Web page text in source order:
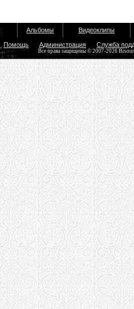
Альбомы Видеоклипы
Помощь Администрация Служба
Все права защищены © 2007-2026